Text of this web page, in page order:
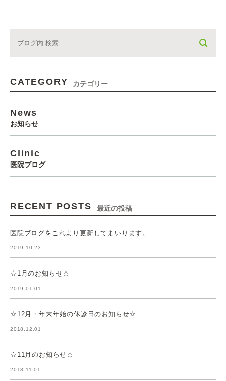
CATEGORY カテゴリー
News
お知らせ
Clinic
医院ブログ
RECENT POSTS 最近の投稿
医院ブログをこれより更新してまいります。
2019.10.23
☆1月のお知らせ☆
2019.01.01
☆12月・年末年始の休診日のお知らせ☆
2018.12.01
☆11月のお知らせ☆
2018.11.01